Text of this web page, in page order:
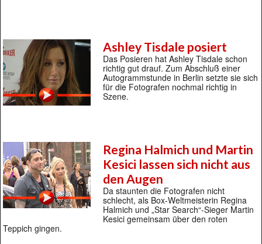
Ashley Tisdale posiert
Das Posieren hat Ashley Tisdale schon
richtig gut drauf. Zum Abschluß einer
Autogrammstunde in Berlin setzte sie sich
für die Fotografen nochmal richtig in
Szene.
Regina Halmich und Martin
Kesici lassen sich nicht aus
den Augen
Da staunten die Fotografen nicht
schlecht, als Box-Weltmeisterin Regina
Halmich und „Star Search“-Sieger Martin
Kesici gemeinsam über den roten
Teppich gingen.